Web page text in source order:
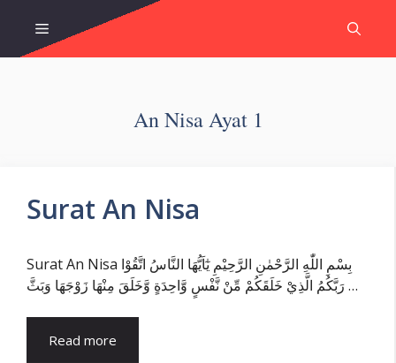
content
Menu
An Nisa Ayat 1
Surat An Nisa
Surat An Nisa بِسْمِ اللّٰهِ الرَّحْمٰنِ الرَّحِيْمِ يٰٓاَيُّهَا النَّاسُ اتَّقُوْا
رَبَّكُمُ الَّذِيْ خَلَقَكُمْ مِّنْ نَّفْسٍ وَّاحِدَةٍ وَّخَلَقَ مِنْهَا زَوْجَهَا وَبَثَّ …
Read more